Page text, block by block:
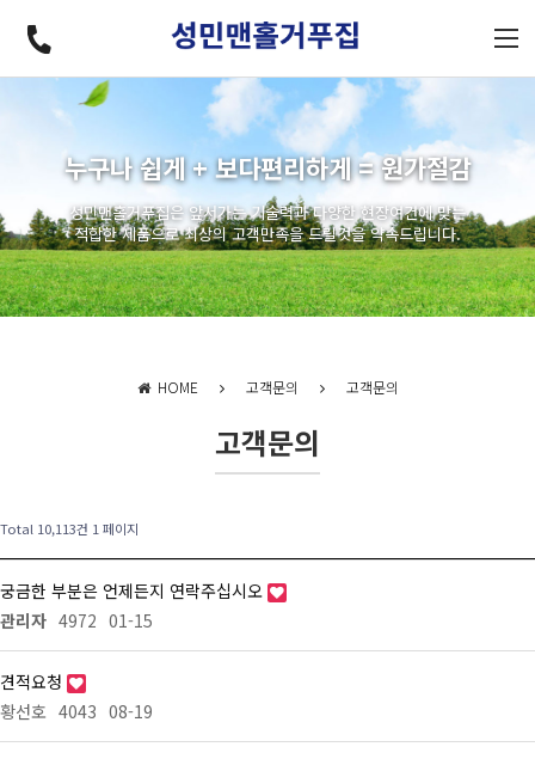
누구나 쉽게 + 보다편리하게 = 원가절감
성민맨홀거푸집은 앞서가는 기술력과 다양한 현장여건에 맞는
적합한 제품으로 최상의 고객만족을 드릴것을 약속드립니다.
HOME 고객문의 고객문의
고객문의
Total 10,113건 1 페이지
궁금한 부분은 언제든지 연락주십시오
관리자 4972 01-15
견적요청
황선호 4043 08-19